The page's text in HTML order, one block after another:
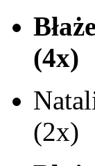
(4x)
(2x)